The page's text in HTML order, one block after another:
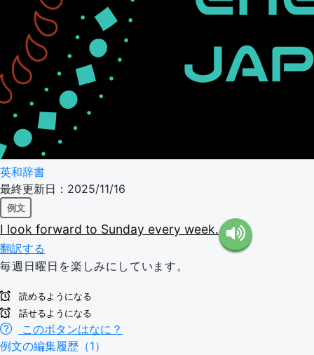
英和辞書
最終更新日：2025/11/16
例文
I look forward to Sunday every week.
翻訳する
毎週日曜日を楽しみにしています。
読めるようになる
話せるようになる
このボタンはなに？
例文の編集履歴（1）